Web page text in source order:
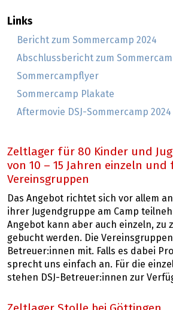
Links
Bericht zum Sommercamp 2024
Abschlussbericht zum
Sommercampflyer
Sommercamp Plakate
Aftermovie DSJ-Sommercamp 2024
Zeltlager für 80 Kinder und
von 10 – 15 Jahren einzeln und
Vereinsgruppen
Das Angebot richtet sich vor allem
ihrer Jugendgruppe am Camp
Angebot kann aber auch einzeln, zu
gebucht werden. Die
Betreuer:innen mit. Falls es dabei
sprecht uns einfach an. Für die
stehen DSJ-Betreuer:innen zur